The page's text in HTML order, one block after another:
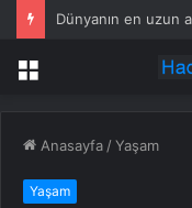
Menü
Anasayfa /Yaşam
Yaşam